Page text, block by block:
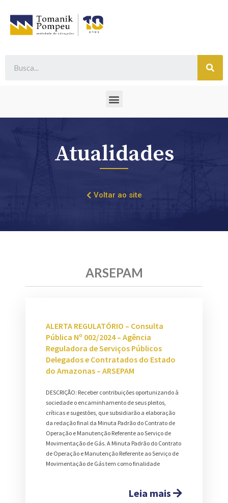
Atualidades
Voltar ao site
ARSEPAM
ALERTA REGULATÓRIO – Consulta
Pública Nº 002/2024 – Agência
Reguladora de Serviços Públicos
Delegados e Contratados do Estado
do Amazonas – ARSEPAM
DESCRIÇÃO: Receber contribuições oportunizando à
sociedade o encaminhamento de seus pleitos,
críticas e sugestões, que subsidiarão a elaboração
da redação final da Minuta Padrão do Contrato de
Operação e Manutenção Referente ao Serviço de
Movimentação de Gás. A Minuta Padrão do Contrato
de Operação e Manutenção Referente ao Serviço de
Movimentação de Gás tem como finalidade
Leia mais